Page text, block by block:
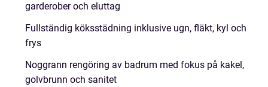
garderober och eluttag
Fullständig köksstädning inklusive ugn, fläkt, kyl och
frys
Noggrann rengöring av badrum med fokus på kakel,
golvbrunn och sanitet